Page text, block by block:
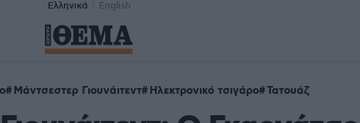
Ελληνικά English
Μάντσεστερ Γιουνάιτεντ Ηλεκτρονικό τσιγάρο Τατουάζ